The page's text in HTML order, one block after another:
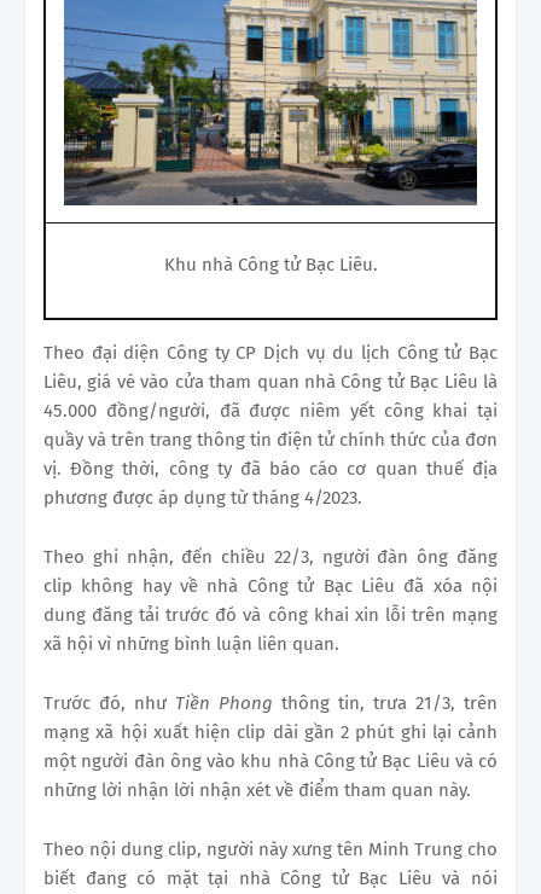
Khu nhà Công tử Bạc Liêu.
Theo đại diện Công ty CP Dịch vụ du lịch Công tử Bạc
Liêu, giá vé vào cửa tham quan nhà Công tử Bạc Liêu là
45.000 đồng/người, đã được niêm yết công khai tại
quầy và trên trang thông tin điện tử chính thức của đơn
vị. Đồng thời, công ty đã báo cáo cơ quan thuế địa
phương được áp dụng từ tháng 4/2023.
Theo ghi nhận, đến chiều 22/3, người đàn ông đăng
clip không hay về nhà Công tử Bạc Liêu đã xóa nội
dung đăng tải trước đó và công khai xin lỗi trên mạng
xã hội vì những bình luận liên quan.
Trước đó, như Tiền Phong thông tin, trưa 21/3, trên
mạng xã hội xuất hiện clip dài gần 2 phút ghi lại cảnh
một người đàn ông vào khu nhà Công tử Bạc Liêu và có
những lời nhận lời nhận xét về điểm tham quan này.
Theo nội dung clip, người này xưng tên Minh Trung cho
biết đang có mặt tại nhà Công tử Bạc Liêu và nói